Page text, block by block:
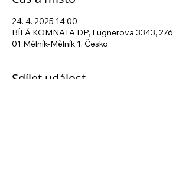
24. 4. 2025 14:00
BÍLÁ KOMNATA DP, Fügnerova 3343, 276
01 Mělník-Mělník 1, Česko
Sdílet událost